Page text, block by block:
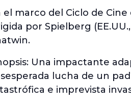
el marco del Ciclo de
por Spielberg
Una impactante
lucha de un
e imprevista